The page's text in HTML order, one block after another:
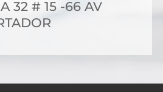
32 # 15 -66 AV